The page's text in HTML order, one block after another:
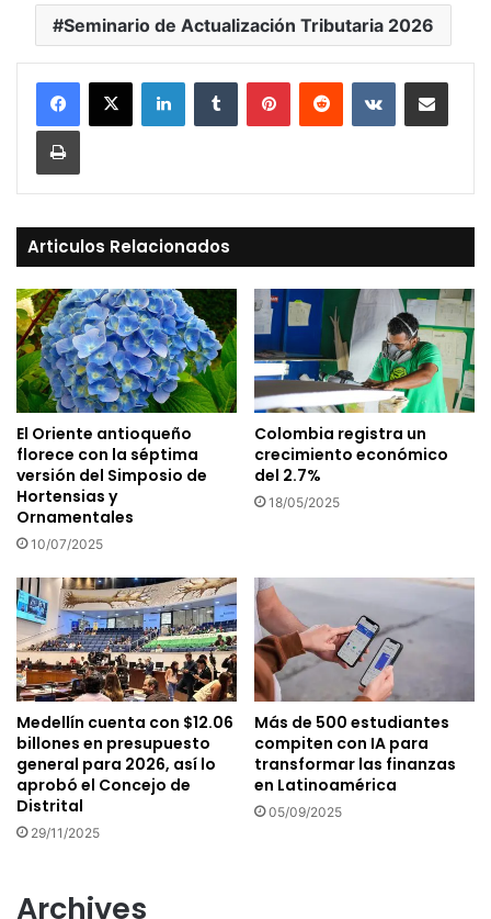
Seminario de Actualización Tributaria 2026
LinkedInTumblr PinterestReddit VKontakteCompartir vía Mail
Print
Articulos Relacionados
El Oriente antioqueño
florece con la séptima
versión del Simposio de
Hortensias y
Ornamentales
10/07/2025
Colombia registra un
crecimiento económico
del 2.7%
18/05/2025
Medellín cuenta con $12.06
billones en presupuesto
general para 2026, así lo
aprobó el Concejo de
Distrital
29/11/2025
Más de 500 estudiantes
compiten con IA para
transformar las finanzas
en Latinoamérica
05/09/2025
Archives